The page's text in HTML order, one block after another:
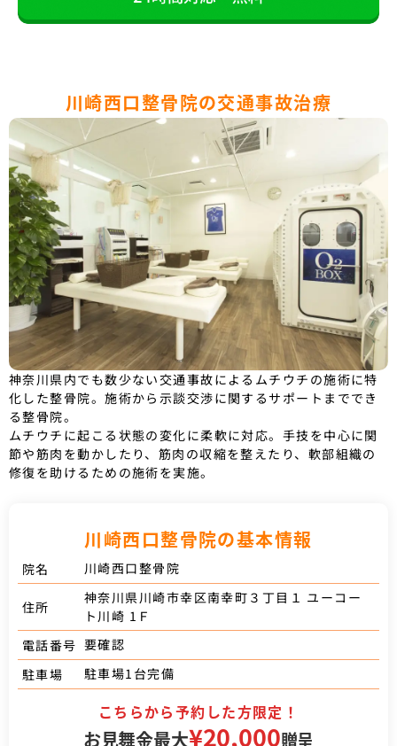
川崎西口整骨院の交通事故治療
神奈川県内でも数少ない交通事故によるムチウチの施術に特
化した整骨院。施術から示談交渉に関するサポートまででき
る整骨院。
ムチウチに起こる状態の変化に柔軟に対応。手技を中心に関
節や筋肉を動かしたり、筋肉の収縮を整えたり、軟部組織の
修復を助けるための施術を実施。
川崎西口整骨院の基本情報
院名 川崎西口整骨院
住所
神奈川県川崎市幸区南幸町３丁目１ ユーコー
ト川崎 1Ｆ
電話番号 要確認
駐車場
駐車場1台完備
こちらから予約した方限定！
お見舞金最大¥20,000贈呈